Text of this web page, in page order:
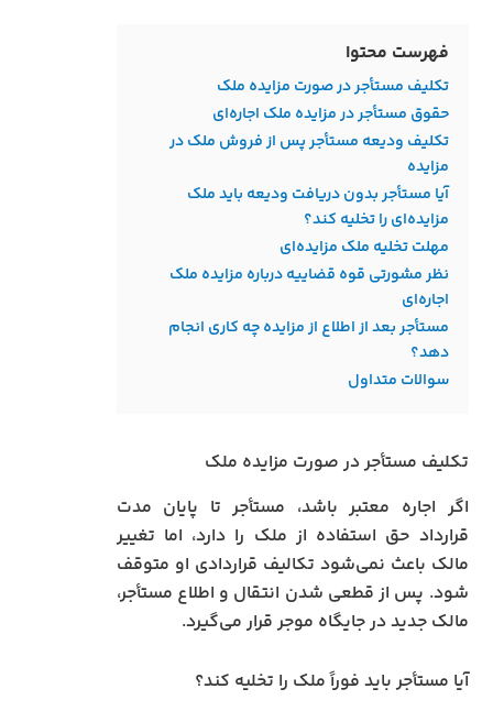
فهرست محتوا
تکلیف مستأجر در صورت مزایده ملک
حقوق مستأجر در مزایده ملک اجاره‌ای
تکلیف ودیعه مستأجر پس از فروش ملک در
مزایده
آیا مستأجر بدون دریافت ودیعه باید ملک
مزایده‌ای را تخلیه کند؟
مهلت تخلیه ملک مزایده‌ای
نظر مشورتی قوه قضاییه درباره مزایده ملک
اجاره‌ای
مستأجر بعد از اطلاع از مزایده چه کاری انجام
دهد؟
سوالات متداول
تکلیف مستأجر در صورت مزایده ملک
اگر اجاره معتبر باشد، مستأجر تا پایان مدت
قرارداد حق استفاده از ملک را دارد، اما تغییر
مالک باعث نمی‌شود تکالیف قراردادی او متوقف
شود. پس از قطعی شدن انتقال و اطلاع مستأجر،
مالک جدید در جایگاه موجر قرار می‌گیرد.
آیا مستأجر باید فوراً ملک را تخلیه کند؟